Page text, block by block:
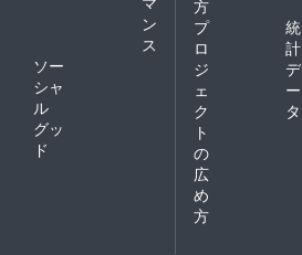
ン
ス
ソー
シャ
ル
グッ
ド
方
プ
ロ
ジ
ェ
ク
ト
の
広
め
方
統
計
デ
ー
タ